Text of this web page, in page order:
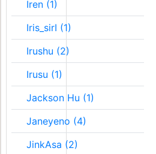
Iren (1)
Iris_sirI (1)
Irushu (2)
Irusu (1)
Jackson Hu (1)
Janeyeno (4)
JinkAsa (2)